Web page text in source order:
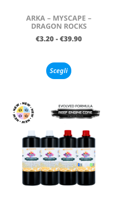
ARKA – MYSCAPE –
DRAGON ROCKS
€3.20 - €39.90
Scegli